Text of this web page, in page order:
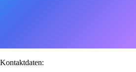
Kontaktdaten: